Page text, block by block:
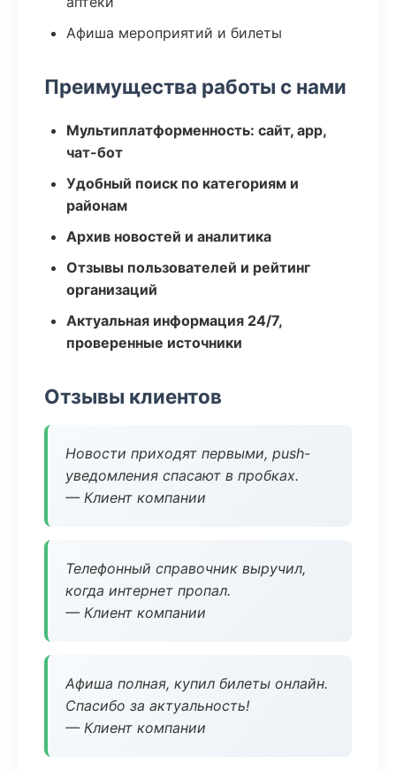
Афиша мероприятий и билеты
Преимущества работы с нами
Мультиплатформенность: сайт, app,
чат-бот
Удобный поиск по категориям и
районам
Архив новостей и аналитика
Отзывы пользователей и рейтинг
организаций
Актуальная информация 24/7,
проверенные источники
Отзывы клиентов
Новости приходят первыми, push-
уведомления спасают в пробках.
— Клиент компании
Телефонный справочник выручил,
когда интернет пропал.
— Клиент компании
Афиша полная, купил билеты онлайн.
Спасибо за актуальность!
— Клиент компании